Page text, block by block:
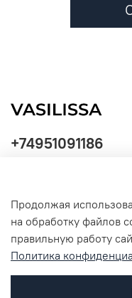
+74951091186
Продолжая
на обработку файлов
правильную работу
Политика